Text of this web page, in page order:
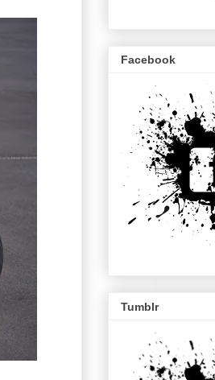
Facebook
Tumblr